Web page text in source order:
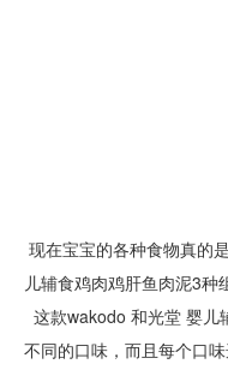
现在宝宝的各种食物真的
儿辅食鸡肉鸡肝鱼肉泥3
这款wakodo 和光堂 婴儿
不同的口味，而且每个口